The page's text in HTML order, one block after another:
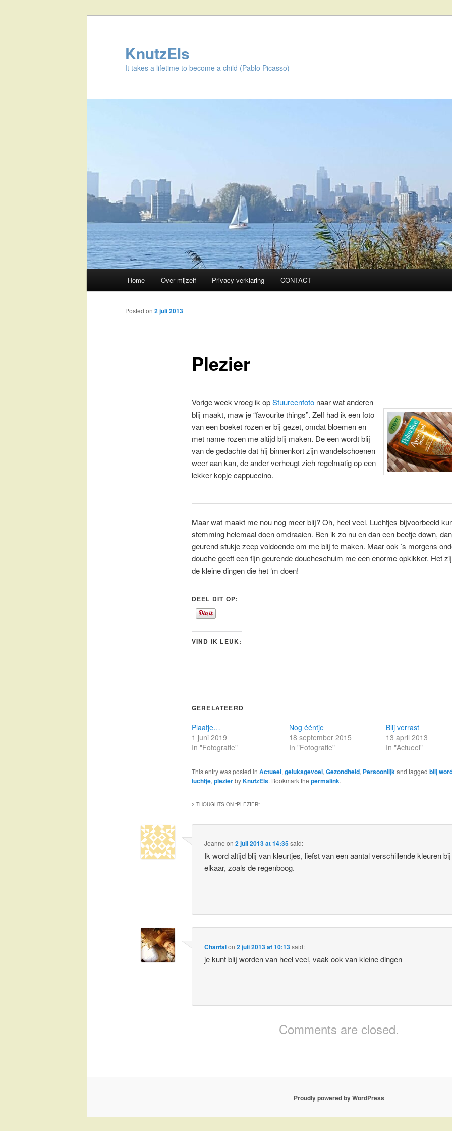
KnutzEls
It takes a lifetime to become a child (Pablo Picasso)
Skip
to
Home Over mijzelf Privacy verklaring CONTACT
Plezier
Posted on 2 juli 2013
Vorige week vroeg ik opStuureenfotonaar wat anderen
blij maakt, maw je “favourite things”. Zelf had ik een foto
van een boeket rozen er bij gezet, omdat bloemen en
met name rozen me altijd blij maken. De een wordt blij
van de gedachte dat hij binnenkort zijn wandelschoenen
weer aan kan, de ander verheugt zich regelmatig op een
lekker kopje cappuccino.
Maar wat maakt me nou nog meer blij? Oh, heel veel. Luchtjes bijvoorbeeld
stemming helemaal doen omdraaien. Ben ik zo nu en dan een beetje down,
geurend stukje zeep voldoende om me blij te maken. Maar ook ’s morgens
douche geeft een fijn geurende doucheschuim me een enorme opkikker. Het
de kleine dingen die het ‘m doen!
DEEL DIT OP:
VIND IK LEUK:
GERELATEERD
Plaatje…
1 juni 2019
In "Fotografie"
Nog ééntje
18 september 2015
In "Fotografie"
Blij verrast
13 april 2013
In "Actueel"
This entry was posted in Actueel,geluksgevoel,Gezondheid, Persoonlijkand tagged blij
luchtje,plezierbyKnutzEls. Bookmark the permalink.
2 THOUGHTS ON “PLEZIER”
Jeanne on2 juli 2013 at 14:35said:
Ik word altijd blij van kleurtjes, liefst van een aantal verschillende kleuren bij
elkaar, zoals de regenboog.
Chantalon2 juli 2013 at 10:13said:
je kunt blij worden van heel veel, vaak ook van kleine dingen
Comments are closed.
Proudly powered by WordPress